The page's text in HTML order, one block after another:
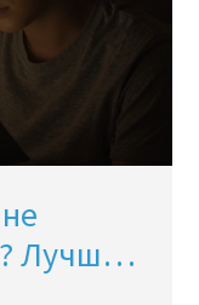
Лучшие